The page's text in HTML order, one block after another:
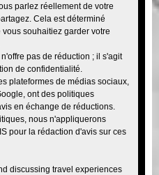
parlez réellement de votre
Cela est déterminé
souhaitiez garder votre
pas de réduction ; il s'agit
de confidentialité.
plateformes de médias sociaux,
ont des politiques
en échange de réductions.
nous n'appliquerons
pour la rédaction d'avis sur ces
discussing travel experiences